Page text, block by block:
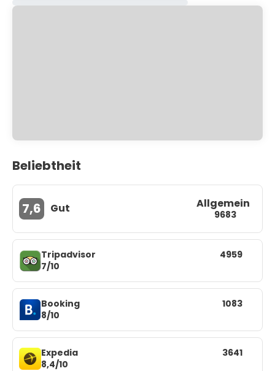
Beliebtheit
7,6 Gut Allgemein
9683
Tripadvisor
7/10
4959
Booking
8/10
1083
Expedia
8,4/10
3641